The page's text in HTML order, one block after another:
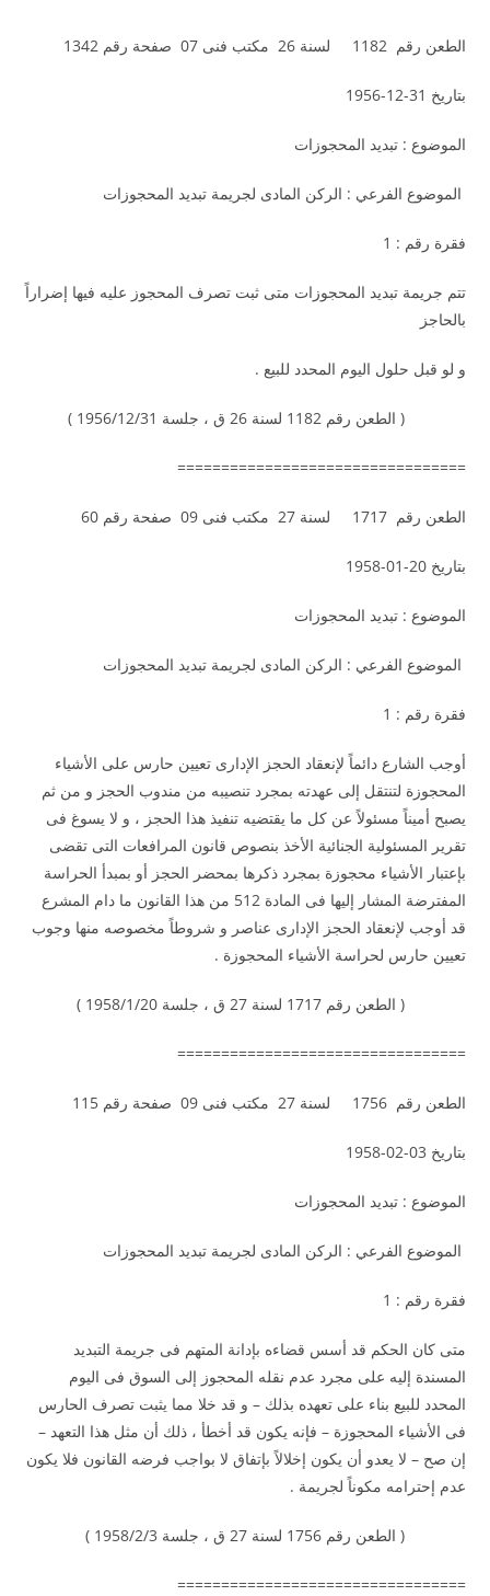
الطعن رقم 1182 لسنة 26 مكتب فنى 07 صفحة رقم 1342
بتاريخ 31-12-1956
الموضوع : تبديد المحجوزات
الموضوع الفرعي : الركن المادى لجريمة تبديد المحجوزات
فقرة رقم : 1
تتم جريمة تبديد المحجوزات متى ثبت تصرف المحجوز عليه فيها إضراراً
بالحاجز
و لو قبل حلول اليوم المحدد للبيع .
( الطعن رقم 1182 لسنة 26 ق ، جلسة 1956/12/31 )
=================================
الطعن رقم 1717 لسنة 27 مكتب فنى 09 صفحة رقم 60
بتاريخ 20-01-1958
الموضوع : تبديد المحجوزات
الموضوع الفرعي : الركن المادى لجريمة تبديد المحجوزات
فقرة رقم : 1
أوجب الشارع دائماً لإنعقاد الحجز الإدارى تعيين حارس على الأشياء
المحجوزة لتنتقل إلى عهدته بمجرد تنصيبه من مندوب الحجز و من ثم
يصبح أميناً مسئولاً عن كل ما يقتضيه تنفيذ هذا الحجز ، و لا يسوغ فى
تقرير المسئولية الجنائية الأخذ بنصوص قانون المرافعات التى تقضى
بإعتبار الأشياء محجوزة بمجرد ذكرها بمحضر الحجز أو بمبدأ الحراسة
المفترضة المشار إليها فى المادة 512 من هذا القانون ما دام المشرع
قد أوجب لإنعقاد الحجز الإدارى عناصر و شروطاً مخصوصه منها وجوب
تعيين حارس لحراسة الأشياء المحجوزة .
( الطعن رقم 1717 لسنة 27 ق ، جلسة 1958/1/20 )
=================================
الطعن رقم 1756 لسنة 27 مكتب فنى 09 صفحة رقم 115
بتاريخ 03-02-1958
الموضوع : تبديد المحجوزات
الموضوع الفرعي : الركن المادى لجريمة تبديد المحجوزات
فقرة رقم : 1
متى كان الحكم قد أسس قضاءه بإدانة المتهم فى جريمة التبديد
المسندة إليه على مجرد عدم نقله المحجوز إلى السوق فى اليوم
المحدد للبيع بناء على تعهده بذلك – و قد خلا مما يثبت تصرف الحارس
فى الأشياء المحجوزة – فإنه يكون قد أخطأ ، ذلك أن مثل هذا التعهد –
إن صح – لا يعدو أن يكون إخلالاً بإتفاق لا بواجب فرضه القانون فلا يكون
عدم إحترامه مكوناً لجريمة .
( الطعن رقم 1756 لسنة 27 ق ، جلسة 1958/2/3 )
=================================